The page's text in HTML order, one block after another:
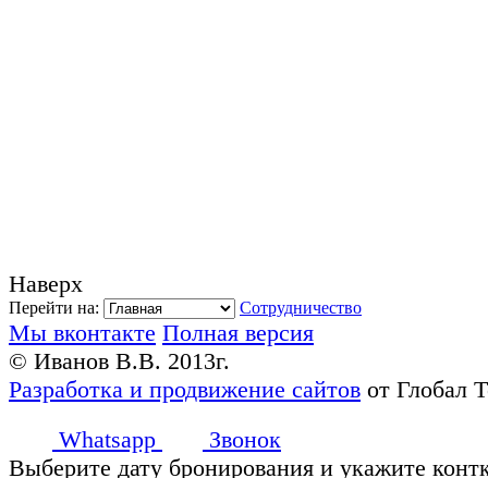
Наверх
Перейти на: Сотрудничество
Мы вконтакте Полная версия
© Иванов В.В. 2013г.
Разработка и продвижение сайтов от Глобал
Whatsapp
Звонок
Выберите дату бронирования и укажите